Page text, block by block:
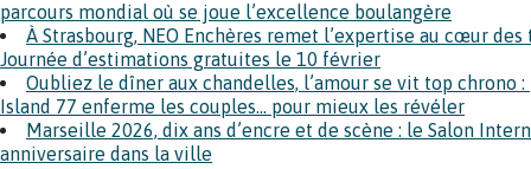
parcours mondial où se joue l’excellence boulangère
À Strasbourg, NEO Enchères remet l’expertise au cœur
Journée d’estimations gratuites le 10 février
Oubliez le dîner aux chandelles, l’amour se vit top chrono
Island 77 enferme les couples… pour mieux les révéler
Marseille 2026, dix ans d’encre et de scène : le Salon
anniversaire dans la ville